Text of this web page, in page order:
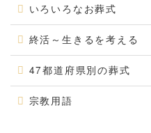
いろいろなお葬式
終活～生きるを考える
47都道府県別の葬式
宗教用語